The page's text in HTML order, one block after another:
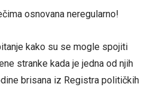
osnovana neregularno!
kako su se mogle spojiti
stranke kada je jedna od njih
brisana iz Registra političkih